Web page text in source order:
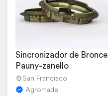
Sincronizador de Bronce
Pauny-zanello
San Francisco
Agromade